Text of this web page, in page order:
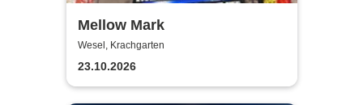
Mellow Mark
Wesel, Krachgarten
23.10.2026